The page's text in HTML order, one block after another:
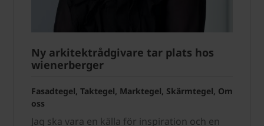
Ny arkitektrådgivare tar plats hos
wienerberger
Fasadtegel, Taktegel, Marktegel, Skärmtegel, Om
oss
Jag ska vara en källa för inspiration och en